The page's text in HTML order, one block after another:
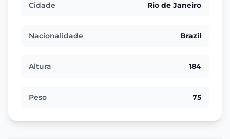
Cidade Rio de Janeiro
Nacionalidade Brazil
Altura 184
Peso 75